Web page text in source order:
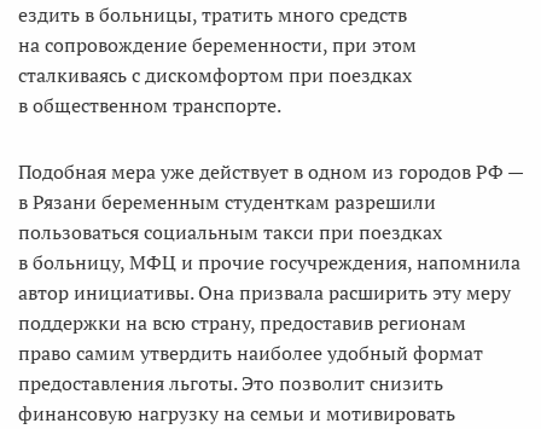
ездить в больницы, тратить много средств
на сопровождение беременности, при этом
сталкиваясь с дискомфортом при поездках
в общественном транспорте.
Подобная мера уже действует в одном из городов РФ —
в Рязани беременным студенткам разрешили
пользоваться социальным такси при поездках
в больницу, МФЦ и прочие госучреждения, напомнила
автор инициативы. Она призвала расширить эту меру
поддержки на всю страну, предоставив регионам
право самим утвердить наиболее удобный формат
предоставления льготы. Это позволит снизить
финансовую нагрузку на семьи и мотивировать